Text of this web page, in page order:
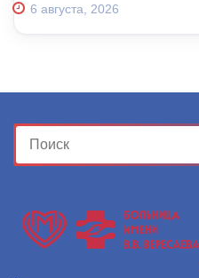
6 августа, 2026